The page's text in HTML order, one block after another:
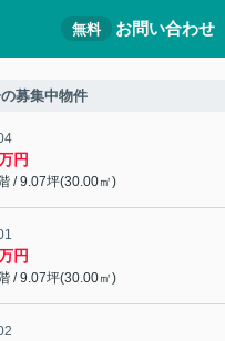
無料 お問い合わせ
募集中物件
円
/ 9.07坪(30.00㎡)
円
/ 9.07坪(30.00㎡)